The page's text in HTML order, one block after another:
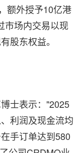
额外授予10亿港
市场内交易以现
股东权益。
士表示："2025
利润及现金流均
手订单达到580